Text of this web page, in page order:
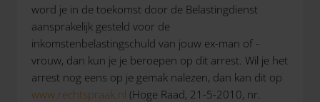
word je in de toekomst door de Belastingdienst
aansprakelijk gesteld voor de
inkomstenbelastingschuld van jouw ex-man of -
vrouw, dan kun je je beroepen op dit arrest. Wil je het
arrest nog eens op je gemak nalezen, dan kan dit op
www.rechtspraak.nl (Hoge Raad, 21-5-2010, nr.